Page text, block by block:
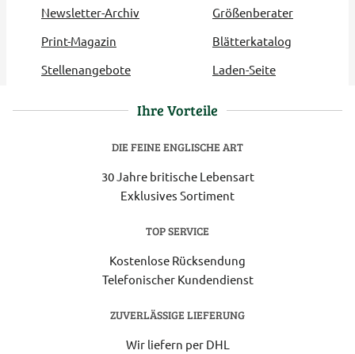
Newsletter-Archiv
Größenberater
Print-Magazin
Blätterkatalog
Stellenangebote
Laden-Seite
Ihre Vorteile
DIE FEINE ENGLISCHE ART
30 Jahre britische Lebensart
Exklusives Sortiment
TOP SERVICE
Kostenlose Rücksendung
Telefonischer Kundendienst
ZUVERLÄSSIGE LIEFERUNG
Wir liefern per DHL